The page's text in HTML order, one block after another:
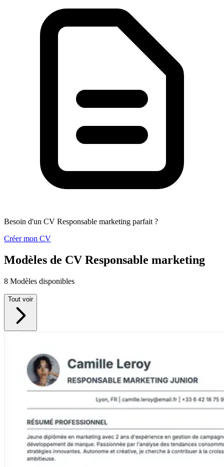
Besoin d'un CV Responsable marketing parfait ?
Créer mon CV
Modèles de CV Responsable marketing
8 Modèles disponibles
Tout voir